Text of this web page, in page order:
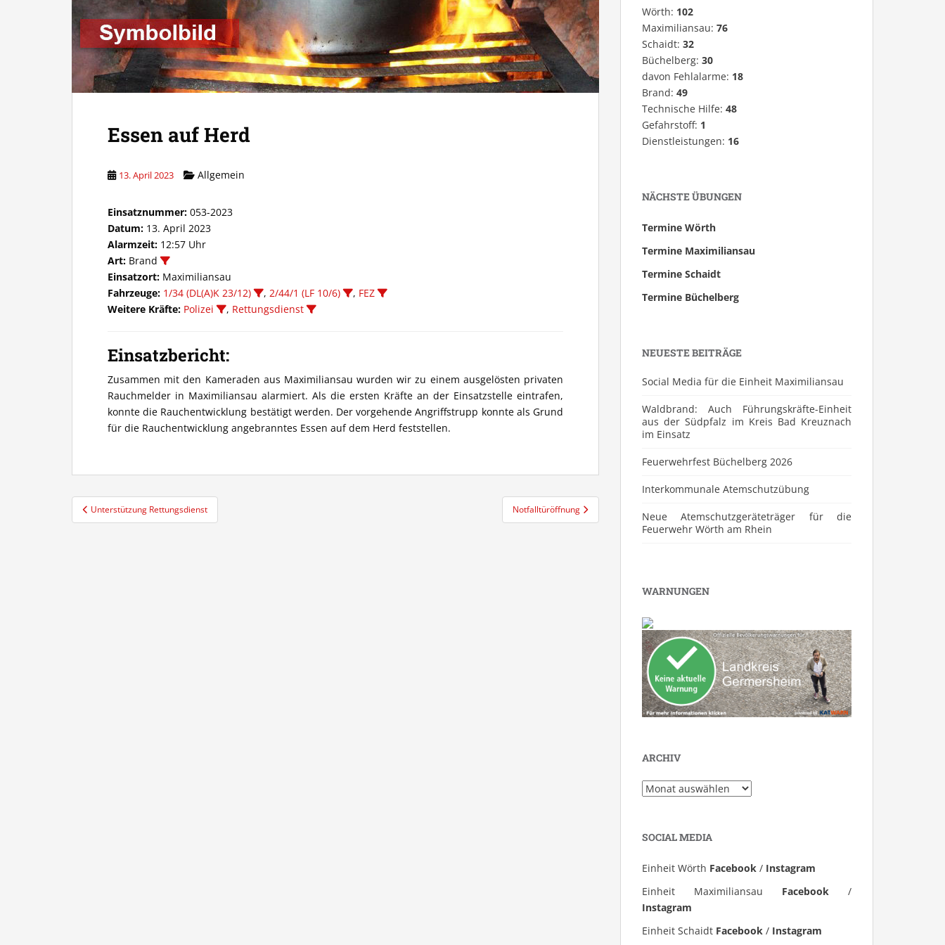
Essen auf Herd
13. April 2023 Allgemein
Einsatznummer: 053-2023
Datum: 13. April 2023
Alarmzeit: 12:57 Uhr
Art: Brand
Einsatzort: Maximiliansau
Fahrzeuge: 1/34 (DL(A)K 23/12) , 2/44/1 (LF 10/6) , FEZ
Weitere Kräfte: Polizei , Rettungsdienst
Einsatzbericht:
Zusammen mit den Kameraden aus Maximiliansau wurden wir zu einem ausgelösten privaten
Rauchmelder in Maximiliansau alarmiert. Als die ersten Kräfte an der Einsatzstelle eintrafen,
konnte die Rauchentwicklung bestätigt werden. Der vorgehende Angriffstrupp konnte als Grund
für die Rauchentwicklung angebranntes Essen auf dem Herd feststellen.
Beitragsnavigation
Unterstützung Rettungsdienst Notfalltüröffnung
Wörth: 102
Maximiliansau: 76
Schaidt: 32
Büchelberg: 30
davon Fehlalarme: 18
Brand: 49
Technische Hilfe: 48
Gefahrstoff: 1
Dienstleistungen: 16
NÄCHSTE ÜBUNGEN
Termine Wörth
Termine Maximiliansau
Termine Schaidt
Termine Büchelberg
NEUESTE BEITRÄGE
Social Media für die Einheit Maximiliansau
Waldbrand: Auch Führungskräfte-Einheit
aus der Südpfalz im Kreis Bad Kreuznach
im Einsatz
Feuerwehrfest Büchelberg 2026
⁠Interkommunale Atemschutzübung
Neue Atemschutzgeräteträger für die
Feuerwehr Wörth am Rhein
WARNUNGEN
ARCHIV
Archiv
SOCIAL MEDIA
Einheit Wörth Facebook / Instagram
Einheit Maximiliansau Facebook /
Instagram
Einheit Schaidt Facebook / Instagram